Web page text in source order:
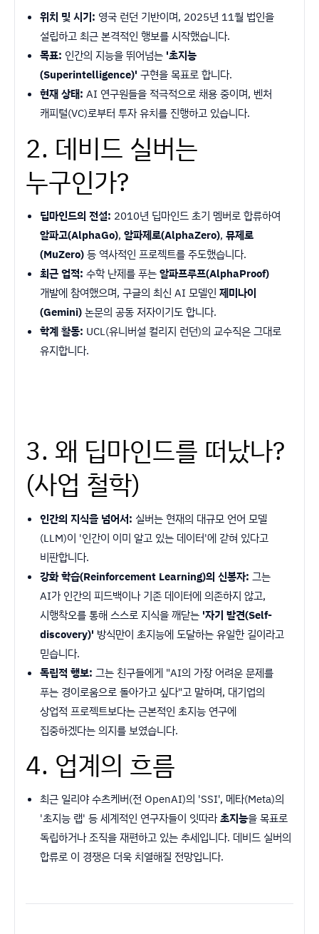
위치 및 시기: 영국 런던 기반이며, 2025년 11월 법인을
설립하고 최근 본격적인 행보를 시작했습니다.
목표: 인간의 지능을 뛰어넘는 '초지능
(Superintelligence)' 구현을 목표로 합니다.
현재 상태: AI 연구원들을 적극적으로 채용 중이며, 벤처
캐피털(VC)로부터 투자 유치를 진행하고 있습니다.
2. 데비드 실버는
누구인가?
딥마인드의 전설: 2010년 딥마인드 초기 멤버로 합류하여
알파고(AlphaGo), 알파제로(AlphaZero), 뮤제로
(MuZero)등 역사적인 프로젝트를 주도했습니다.
최근 업적: 수학 난제를 푸는알파프루프(AlphaProof)
개발에 참여했으며, 구글의 최신 AI 모델인 제미나이
(Gemini)논문의 공동 저자이기도 합니다.
학계 활동: UCL(유니버설 컬리지 런던)의 교수직은 그대로
유지합니다.
3. 왜 딥마인드를 떠났나?
(사업 철학)
인간의 지식을 넘어서: 실버는 현재의 대규모 언어 모델
(LLM)이 '인간이 이미 알고 있는 데이터'에 갇혀 있다고
비판합니다.
강화 학습(Reinforcement Learning)의 신봉자: 그는
AI가 인간의 피드백이나 기존 데이터에 의존하지 않고,
시행착오를 통해 스스로 지식을 깨닫는 '자기 발견(Self-
discovery)' 방식만이 초지능에 도달하는 유일한 길이라고
믿습니다.
독립적 행보: 그는 친구들에게 "AI의 가장 어려운 문제를
푸는 경이로움으로 돌아가고 싶다"고 말하며, 대기업의
상업적 프로젝트보다는 근본적인 초지능 연구에
집중하겠다는 의지를 보였습니다.
4. 업계의 흐름
최근 일리야 수츠케버(전 OpenAI)의 'SSI', 메타(Meta)의
'초지능 랩' 등 세계적인 연구자들이 잇따라초지능을 목표로
독립하거나 조직을 재편하고 있는 추세입니다. 데비드 실버의
합류로 이 경쟁은 더욱 치열해질 전망입니다.